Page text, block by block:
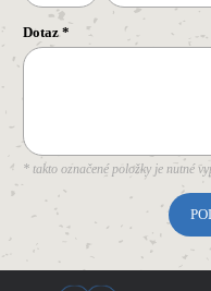
Dotaz *
* takto označené položky je nutné